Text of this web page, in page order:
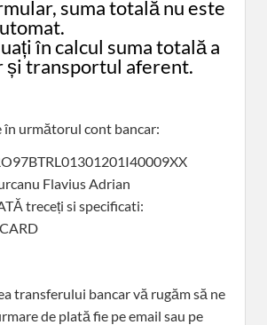
suma totală nu este
în calcul suma totală a
și transportul aferent.
în următorul cont bancar:
Flavius Adrian
treceți si specificati:
transferului bancar vă rugăm să ne
de plată fie pe email sau pe